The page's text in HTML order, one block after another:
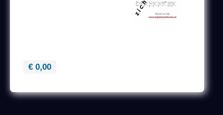
€ 0,00